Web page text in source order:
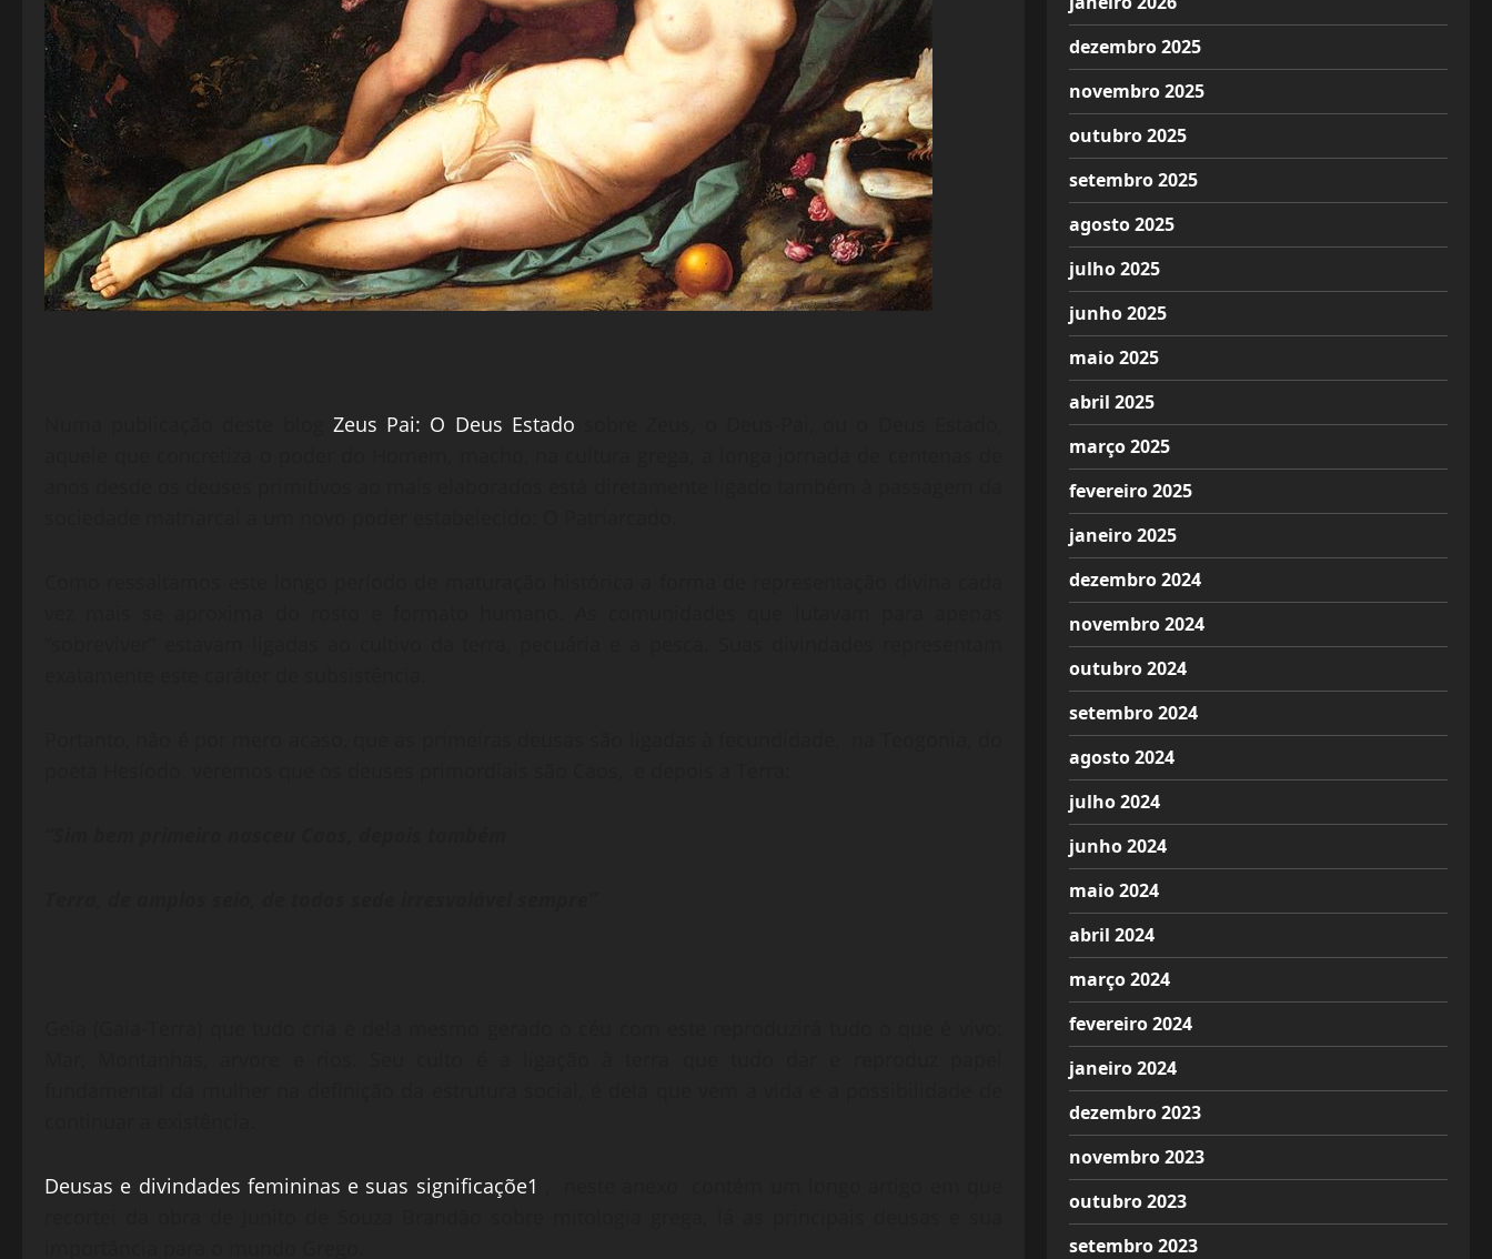
Zeus Pai: O Deus Estado
Deusas e divindades femininas e suas significaçõe1
dezembro 2025
novembro 2025
outubro 2025
setembro 2025
agosto 2025
julho 2025
junho 2025
maio 2025
abril 2025
março 2025
fevereiro 2025
janeiro 2025
dezembro 2024
novembro 2024
outubro 2024
setembro 2024
agosto 2024
julho 2024
junho 2024
maio 2024
abril 2024
março 2024
fevereiro 2024
janeiro 2024
dezembro 2023
novembro 2023
outubro 2023
setembro 2023